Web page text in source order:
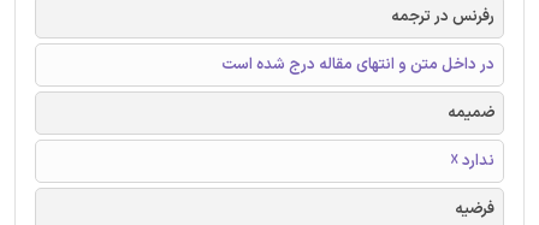
رفرنس در ترجمه
در داخل متن و انتهای مقاله درج شده است
ضمیمه
ندارد ☓
فرضیه